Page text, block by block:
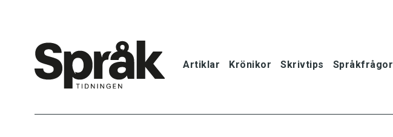
Artiklar Krönikor Skrivtips Språkfrågor